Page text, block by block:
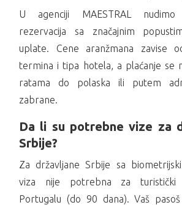
U agenciji MAESTRAL nudimo
rezervacija sa značajnim
uplate. Cene aranžmana zavise
termina i tipa hotela, a plaćanje se
ratama do polaska ili putem
zabrane.
Da li su potrebne vize za
Srbije?
Za državljane Srbije sa
viza nije potrebna za turistički
Portugalu (do 90 dana). Vaš